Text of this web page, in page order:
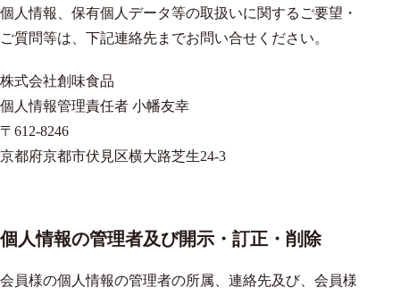
個人情報、保有個人データ等の取扱いに関するご要望・
ご質問等は、下記連絡先までお問い合せください。
株式会社創味食品
個人情報管理責任者 小幡友幸
〒612-8246
京都府京都市伏見区横大路芝生24-3
個人情報の管理者及び開示・訂正・削除
会員様の個人情報の管理者の所属、連絡先及び、会員様